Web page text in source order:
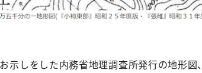
示しをした内務省地理調査所発行の地形図、